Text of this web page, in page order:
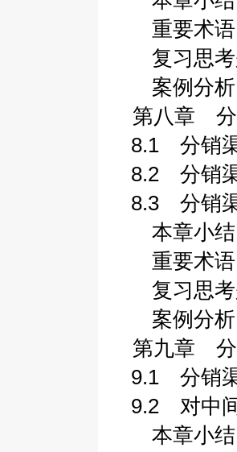
重要术语
复习思考
案例分析
第八章 分
8.1 分销渠
8.2 分销渠
8.3 分销渠
本章小结
重要术语
复习思考
案例分析
第九章 分
9.1 分销渠
9.2 对中间
本章小结